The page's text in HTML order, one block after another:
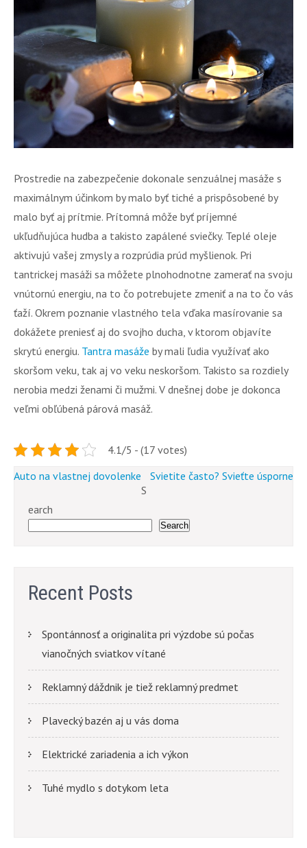
Prostredie na zabezpečenie dokonale senzuálnej masáže s
maximálnym účinkom by malo byť tiché a prispôsobené by
malo byť aj prítmie. Prítomná môže byť príjemné
ukľudňujúca hudba a takisto zapálené sviečky. Teplé oleje
aktivujú vašej zmysly a rozprúdia prúd myšlienok. Pri
tantrickej masáži sa môžete plnohodnotne zamerať na svoju
vnútornú energiu, na to čo potrebujete zmeniť a na to čo vás
ťaží. Okrem poznanie vlastného tela vďaka masírovanie sa
dokážete preniesť aj do svojho ducha, v ktorom objavíte
skrytú energiu. Tantra masáže by mali ľudia využívať ako
skoršom veku, tak aj vo veku neskoršom. Takisto sa rozdiely
nerobia medzi ženami či mužmi. V dnešnej dobe je dokonca
veľmi obľúbená párová masáž.
4.1/5 - (17 votes)
Post
navigation
Auto na vlastnej dovolenke
Svietite často? Svieťte úsporne
S
earch
Search
Recent Posts
Spontánnosť a originalita pri výzdobe sú počas
vianočných sviatkov vítané
Reklamný dáždnik je tiež reklamný predmet
Plavecký bazén aj u vás doma
Elektrické zariadenia a ich výkon
Tuhé mydlo s dotykom leta